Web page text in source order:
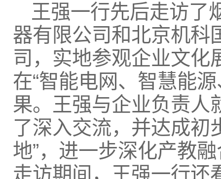
王强一行先后走访了
器有限公司和北京机科
司，实地参观企业文化
在“智能电网、智慧能
果。王强与企业负责人
了深入交流，并达成初
地”，进一步深化产教
走访期间，王强一行还